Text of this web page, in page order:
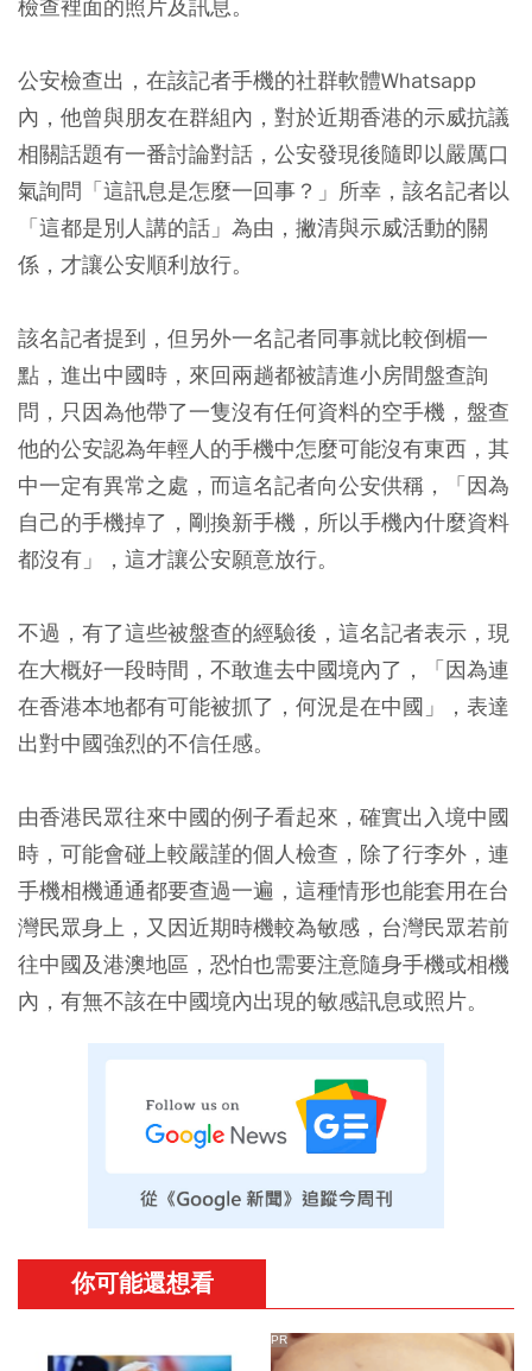
檢查裡面的照片及訊息。
公安檢查出，在該記者手機的社群軟體Whatsapp
內，他曾與朋友在群組內，對於近期香港的示威抗議
相關話題有一番討論對話，公安發現後隨即以嚴厲口
氣詢問「這訊息是怎麼一回事？」所幸，該名記者以
「這都是別人講的話」為由，撇清與示威活動的關
係，才讓公安順利放行。
該名記者提到，但另外一名記者同事就比較倒楣一
點，進出中國時，來回兩趟都被請進小房間盤查詢
問，只因為他帶了一隻沒有任何資料的空手機，盤查
他的公安認為年輕人的手機中怎麼可能沒有東西，其
中一定有異常之處，而這名記者向公安供稱，「因為
自己的手機掉了，剛換新手機，所以手機內什麼資料
都沒有」，這才讓公安願意放行。
不過，有了這些被盤查的經驗後，這名記者表示，現
在大概好一段時間，不敢進去中國境內了，「因為連
在香港本地都有可能被抓了，何況是在中國」，表達
出對中國強烈的不信任感。
由香港民眾往來中國的例子看起來，確實出入境中國
時，可能會碰上較嚴謹的個人檢查，除了行李外，連
手機相機通通都要查過一遍，這種情形也能套用在台
灣民眾身上，又因近期時機較為敏感，台灣民眾若前
往中國及港澳地區，恐怕也需要注意隨身手機或相機
內，有無不該在中國境內出現的敏感訊息或照片。